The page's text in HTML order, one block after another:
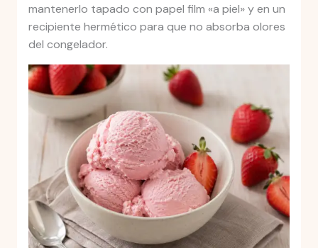
mantenerlo tapado con papel film «a piel» y en un
recipiente hermético para que no absorba olores
del congelador.